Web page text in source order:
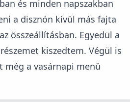
és minden napszakban
a disznón kívül más fajta
összeállításban. Egyedül a
kiszedtem. Végül is
még a vasárnapi menü